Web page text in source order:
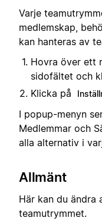
Varje
medlemskap,
kan hanteras av
Hovra över ett
sidofältet och
Klicka på
I popup-menyn
Medlemmar och
alla alternativ i
Allmänt
Här kan du ändra
teamutrymmet.